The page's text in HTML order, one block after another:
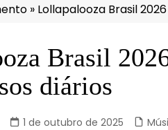
» Lollapalooza Brasil
Brasil
diários
1 de outubro de 2025